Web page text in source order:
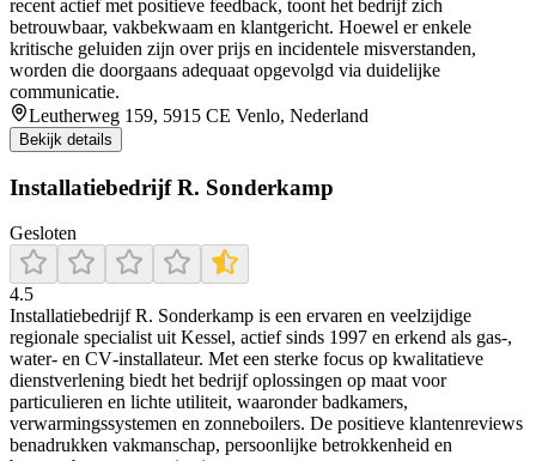
recent actief met positieve feedback, toont het bedrijf zich
betrouwbaar, vakbekwaam en klantgericht. Hoewel er enkele
kritische geluiden zijn over prijs en incidentele misverstanden,
worden die doorgaans adequaat opgevolgd via duidelijke
communicatie.
Leutherweg 159, 5915 CE Venlo, Nederland
Bekijk details
Installatiebedrijf R. Sonderkamp
Gesloten
4.5
Installatiebedrijf R. Sonderkamp is een ervaren en veelzijdige
regionale specialist uit Kessel, actief sinds 1997 en erkend als gas‐,
water‐ en CV‐installateur. Met een sterke focus op kwalitatieve
dienstverlening biedt het bedrijf oplossingen op maat voor
particulieren en lichte utiliteit, waaronder badkamers,
verwarmingssystemen en zonneboilers. De positieve klantenreviews
benadrukken vakmanschap, persoonlijke betrokkenheid en